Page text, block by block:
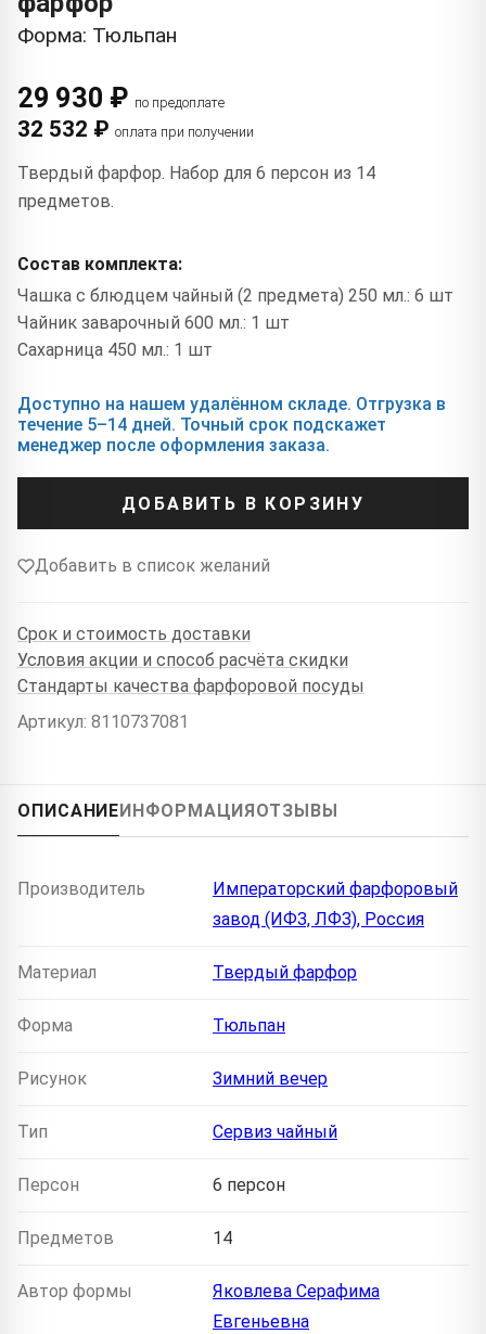
Форма: Тюльпан
29 930 ₽ по предоплате
32 532 ₽ оплата при получении
Твердый фарфор. Набор для 6 персон из 14
предметов.
Состав комплекта:
Чашка с блюдцем чайный (2 предмета) 250 мл.: 6 шт
Чайник заварочный 600 мл.: 1 шт
Сахарница 450 мл.: 1 шт
Доступно на нашем удалённом складе. Отгрузка в
течение 5–14 дней. Точный срок подскажет
менеджер после оформления заказа.
ДОБАВИТЬ В КОРЗИНУ
Добавить в список желаний
Срок и стоимость доставки
Условия акции и способ расчёта скидки
Стандарты качества фарфоровой посуды
Артикул: 8110737081
ОПИСАНИЕ ИНФОРМАЦИЯ ОТЗЫВЫ
Производитель
Императорский фарфоровый
завод (ИФЗ, ЛФЗ), Россия
Материал Твердый фарфор
Форма Тюльпан
Рисунок Зимний вечер
Тип Сервиз чайный
Персон 6 персон
Предметов 14
Автор формы
Яковлева Серафима
Евгеньевна